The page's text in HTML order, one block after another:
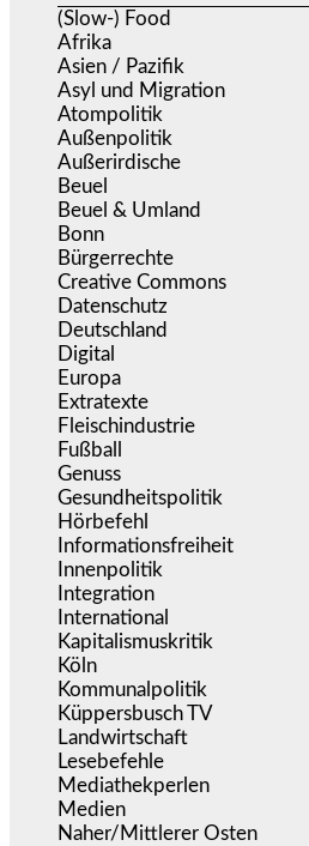
(Slow-) Food
Afrika
Asien / Pazifik
Asyl und Migration
Atompolitik
Außenpolitik
Außerirdische
Beuel
Beuel & Umland
Bonn
Bürgerrechte
Creative Commons
Datenschutz
Deutschland
Digital
Europa
Extratexte
Fleischindustrie
Fußball
Genuss
Gesundheitspolitik
Hörbefehl
Informationsfreiheit
Innenpolitik
Integration
International
Kapitalismuskritik
Köln
Kommunalpolitik
Küppersbusch TV
Landwirtschaft
Lesebefehle
Mediathekperlen
Medien
Naher/Mittlerer Osten